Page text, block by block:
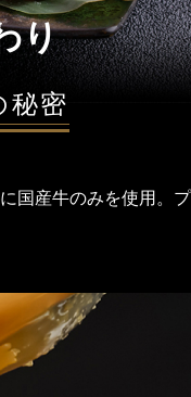
り
秘密
国産牛のみを使用。